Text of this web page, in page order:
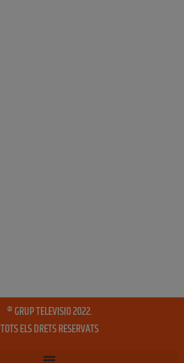
® GRUP TELEVISIO 2022.
TOTS ELS DRETS RESERVATS